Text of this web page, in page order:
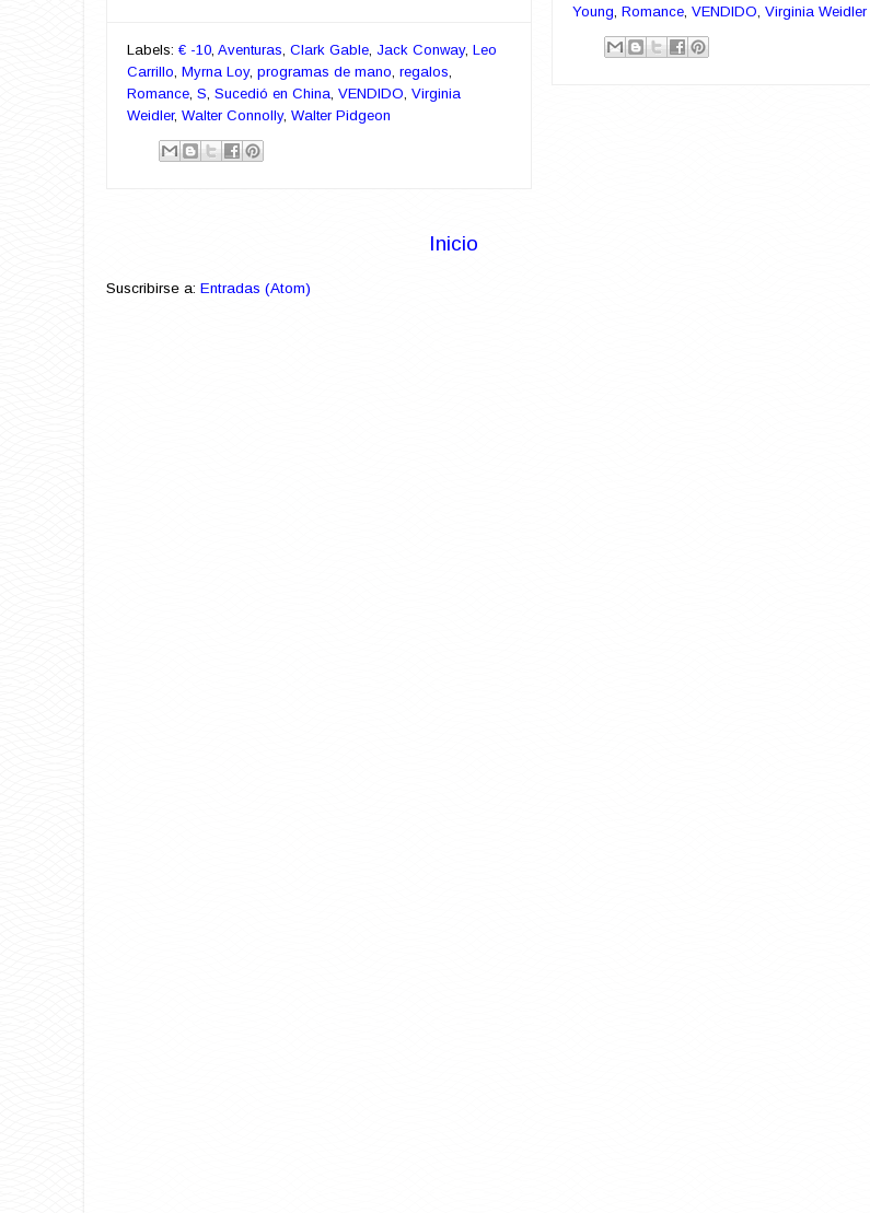
Labels: € -10, Aventuras, Clark Gable, Jack Conway, Leo
Carrillo, Myrna Loy, programas de mano, regalos,
Romance, S, Sucedió en China, VENDIDO, Virginia
Weidler, Walter Connolly, Walter Pidgeon
Young, Romance, VENDIDO, Virginia Weidler
Inicio
Suscribirse a: Entradas (Atom)